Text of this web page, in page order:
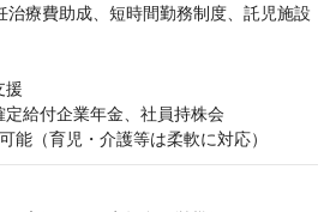
治療費助成、短時間勤務制度、託児施設
援
定給付企業年金、社員持株会
能（育児・介護等は柔軟に対応）